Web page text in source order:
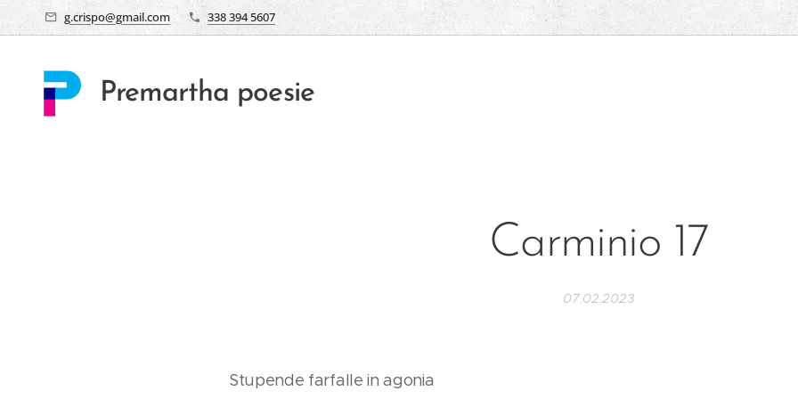
g.crispo@gmail.com 338 394 5607
Premartha poesie
Carminio 17
07.02.2023
Stupende farfalle in agonia